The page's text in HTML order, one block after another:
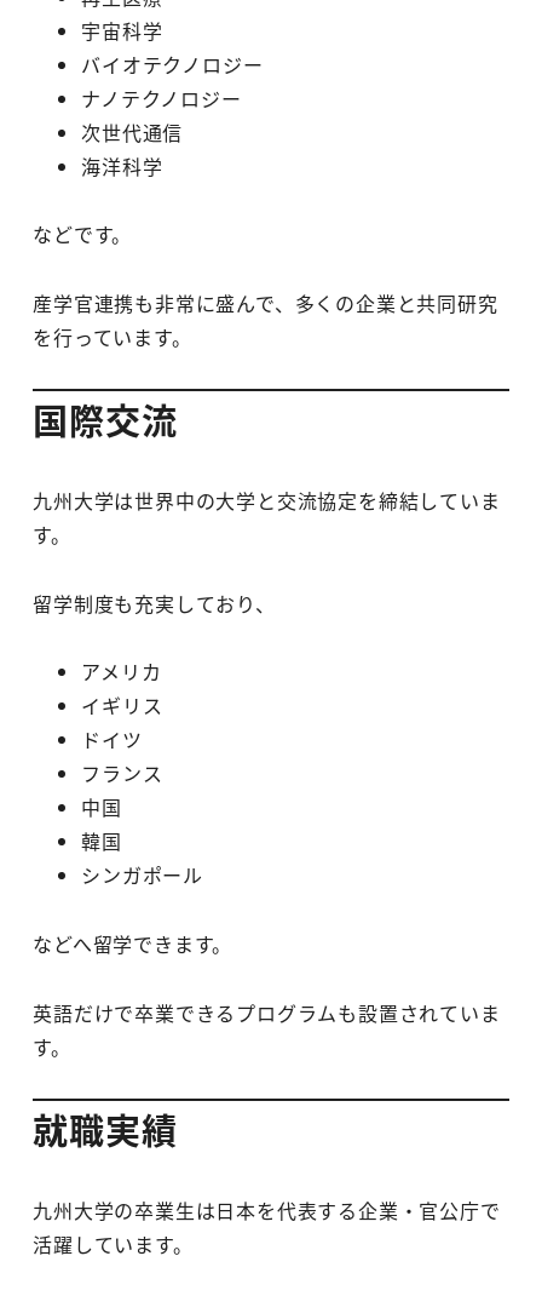
宇宙科学
バイオテクノロジー
ナノテクノロジー
次世代通信
海洋科学
などです。
産学官連携も非常に盛んで、多くの企業と共同研究
を行っています。
国際交流
九州大学は世界中の大学と交流協定を締結していま
す。
留学制度も充実しており、
アメリカ
イギリス
ドイツ
フランス
中国
韓国
シンガポール
などへ留学できます。
英語だけで卒業できるプログラムも設置されていま
す。
就職実績
九州大学の卒業生は日本を代表する企業・官公庁で
活躍しています。